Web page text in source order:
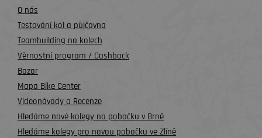
O nás
Testování kol a půjčovna
Teambuilding na kolech
Věrnostní program / Cashback
Bazar
Mapa Bike Center
Videonávody a Recenze
Hledáme nové kolegy na pobočku v Brně
Hledáme kolegy pro novou pobočku ve Zlíně